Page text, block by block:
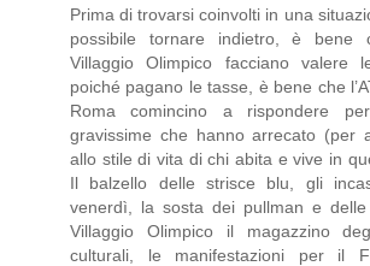
Prima di trovarsi coinvolti in una
possibile tornare indietro, è bene
Villaggio Olimpico facciano valere
poiché pagano le tasse, è bene che
Roma comincino a rispondere
gravissime che hanno arrecato (per
allo stile di vita di chi abita e vive in
Il balzello delle strisce blu, gli
venerdì, la sosta dei pullman e
Villaggio Olimpico il magazzino
culturali, le manifestazioni per il